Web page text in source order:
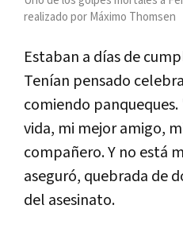
realizado por Máximo Thomsen
Estaban a días de
Tenían pensado
comiendo
vida, mi mejor amigo,
compañero. Y no está
aseguró, quebrada de
del asesinato.